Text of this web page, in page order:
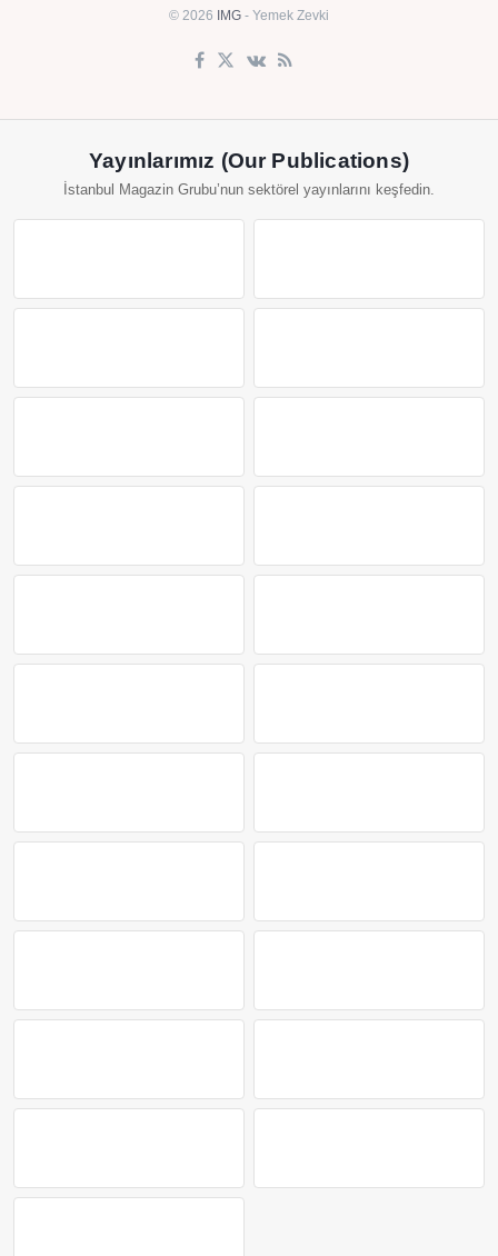
© 2026 IMG - Yemek Zevki
Yayınlarımız (Our Publications)
İstanbul Magazin Grubu’nun sektörel yayınlarını keşfedin.